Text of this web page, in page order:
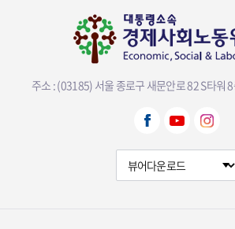
주소 : (03185) 서울 종로구 새문안로 82 S타워
뷰어다운로